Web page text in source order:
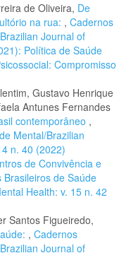
de Oliveira, De
na rua: , Cadernos
Journal of
Política de Saúde
Compromisso
Gustavo Henrique
Antunes Fernandes
contemporâneo ,
Mental/Brazilian
n. 40 (2022)
de Convivência e
Brasileiros de Saúde
Health: v. 15 n. 42
Santos Figueiredo,
, Cadernos
Journal of